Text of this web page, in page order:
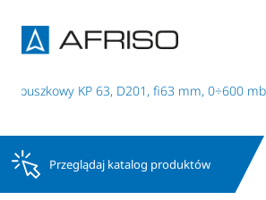
puszkowy KP 63, D201, fi63 mm, 0÷600
Przeglądaj katalog produktów